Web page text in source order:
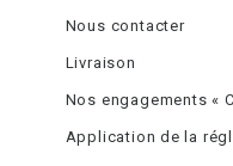
Nous contacter
Livraison
Nos engagements «
Application de la